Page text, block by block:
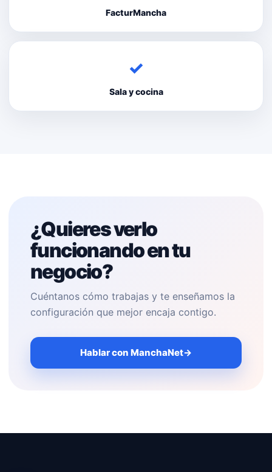
FacturMancha
✓
Sala y cocina
¿Quieres verlo
funcionando en tu
negocio?
Cuéntanos cómo trabajas y te enseñamos la
configuración que mejor encaja contigo.
Hablar con ManchaNet→